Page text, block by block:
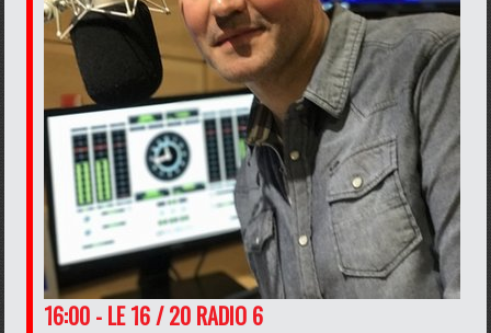
16:00 - LE 16 / 20 RADIO 6